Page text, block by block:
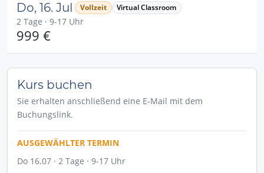
Do, 16. Jul Vollzeit Virtual Classroom
2 Tage · 9-17 Uhr
999 €
Kurs buchen
Sie erhalten anschließend eine E-Mail mit dem
Buchungslink.
AUSGEWÄHLTER TERMIN
Do 16.07 · 2 Tage · 9-17 Uhr